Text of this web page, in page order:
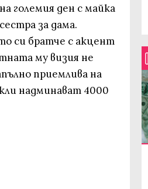
големия ден с майка
за дама.
си братче с акцент
му визия не
приемлива на
надминават 4000